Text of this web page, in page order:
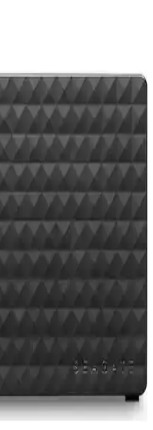
Harici SSD Harddisk
tasarlanmış, şık ve
veri transferi sunan USB
ve Rugged USB-C
3.0 harici diski ile Rugged
teknolojisi ve dayanıklılık
olumlu, aktarım hızı
4/IP54 ile öne çıkar ve 3 yıl
3.0 Taşınabilir Harici
Avantajları
yüksek kapasitesi ve USB
saklamanızı sağlar, kullanımı
şık tasarımıyla öne çıkar.
30 cm Kablo ile
cm kablo, yüksek hız ve
arasında güvenilir veri
kolaylaştırır.